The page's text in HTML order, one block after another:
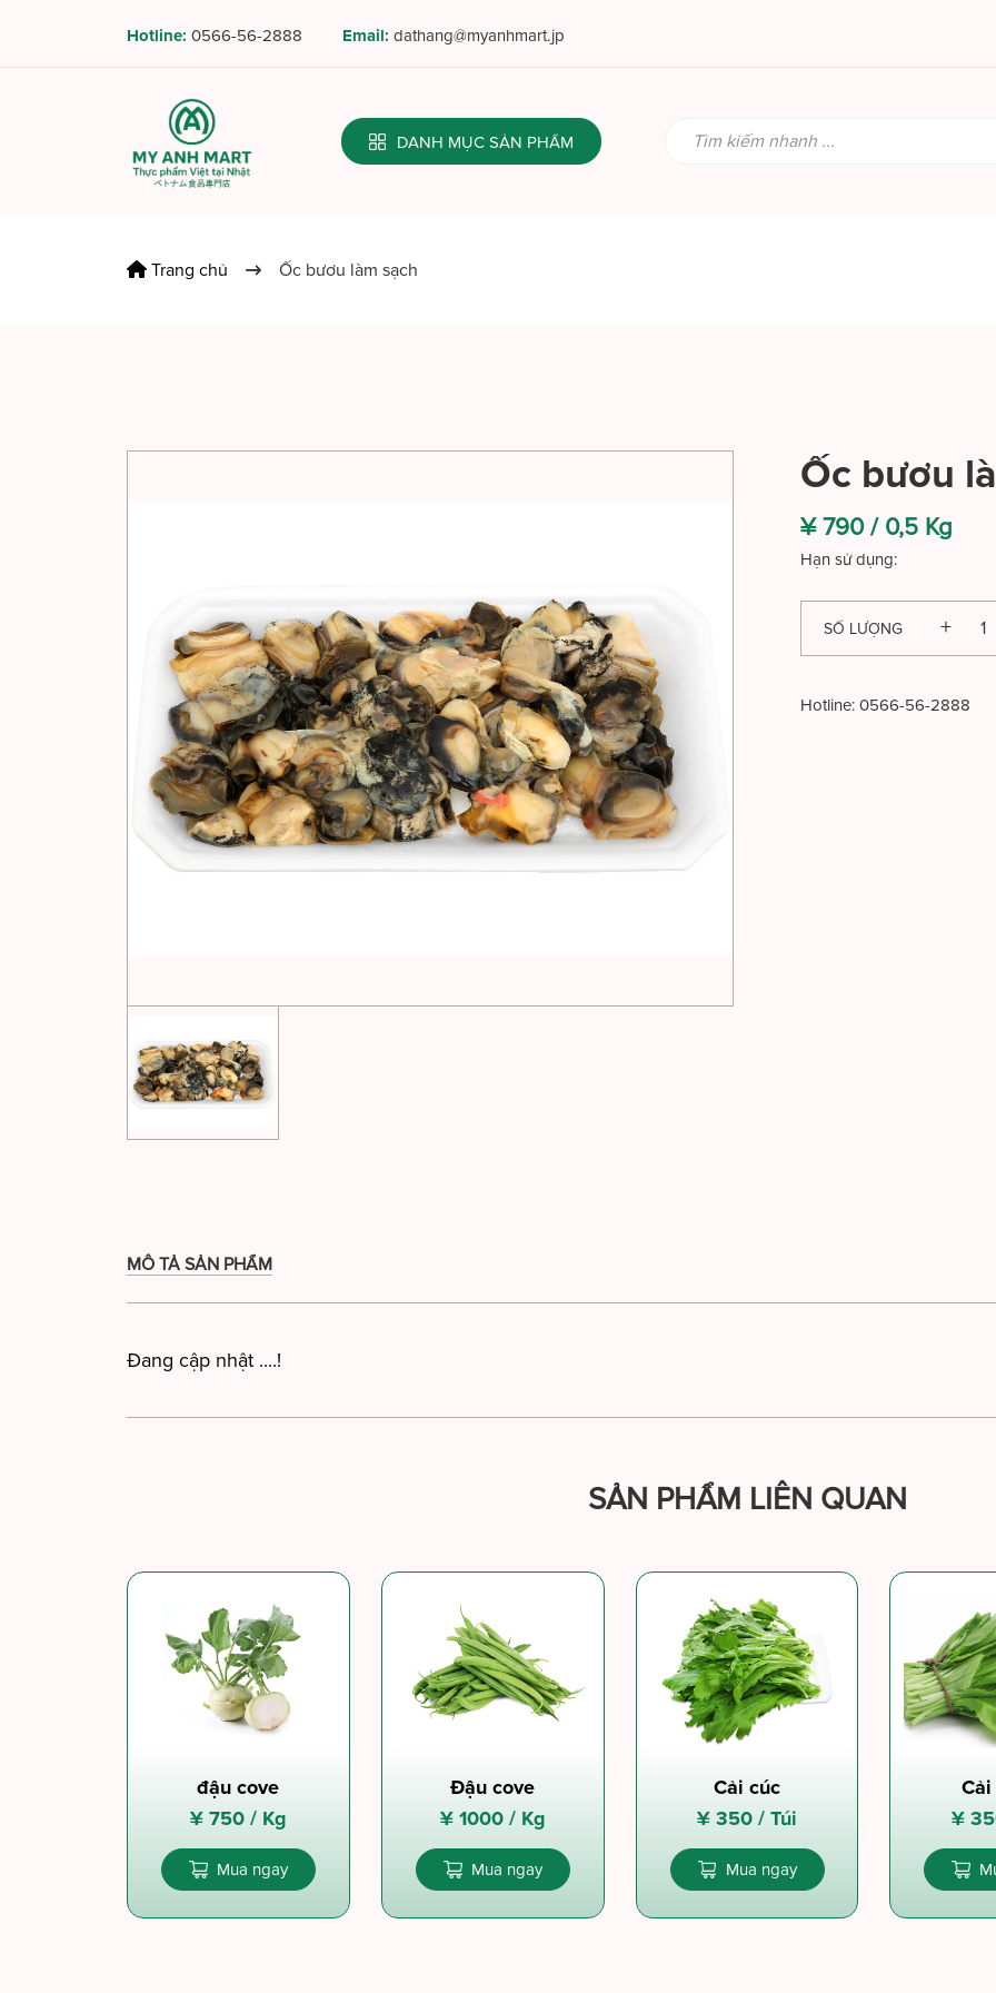
Hotline: 0566-56-2888 Email: dathang@myanhmart.jp
DANH MỤC SẢN PHẨM
Trang chủ Ốc bươu làm sạch
Ốc bươu
¥ 790 / 0,5 Kg
Hạn sử dụng:
SỐ LƯỢNG
Hotline: 0566-56-2888
MÔ TẢ SẢN PHẨM
Đang cập nhật ....!
SẢN PHẨM LIÊN QUAN
đậu cove
¥ 750 / Kg
Mua ngay
Đậu cove
¥ 1000 / Kg
Mua ngay
Cải cúc
¥ 350 / Túi
Mua ngay
¥